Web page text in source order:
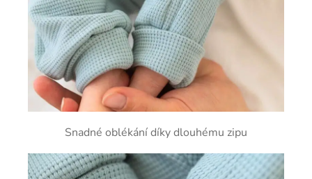
Snadné oblékání díky dlouhému zipu